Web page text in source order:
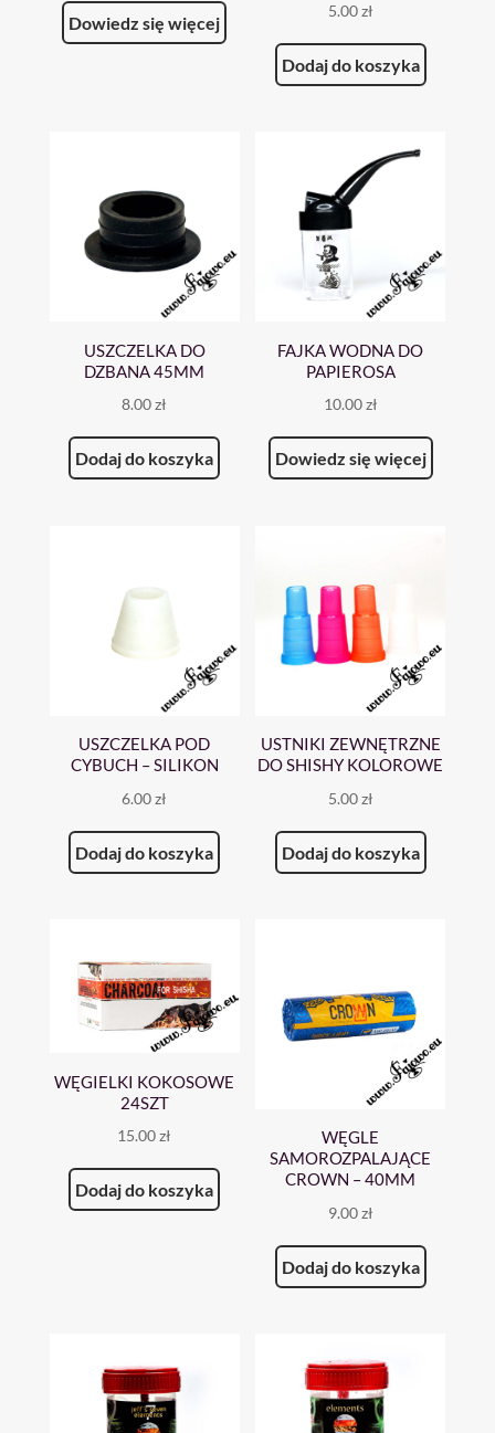
Dowiedz się więcej
5.00zł
Dodaj do koszyka
USZCZELKA DO
DZBANA 45MM
8.00zł
Dodaj do koszyka
FAJKA WODNA DO
PAPIEROSA
10.00zł
Dowiedz się więcej
USZCZELKA POD
CYBUCH – SILIKON
6.00zł
Dodaj do koszyka
USTNIKI ZEWNĘTRZNE
DO SHISHY KOLOROWE
5.00zł
Dodaj do koszyka
WĘGIELKI KOKOSOWE
24SZT
15.00zł
Dodaj do koszyka
WĘGLE
SAMOROZPALAJĄCE
CROWN – 40MM
9.00zł
Dodaj do koszyka